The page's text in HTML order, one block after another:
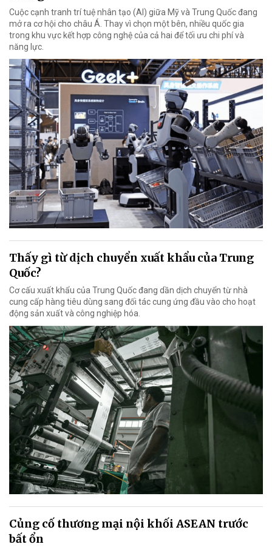
Cuộc cạnh tranh trí tuệ nhân tạo (AI) giữa Mỹ và Trung Quốc đang
mở ra cơ hội cho châu Á. Thay vì chọn một bên, nhiều quốc gia
trong khu vực kết hợp công nghệ của cả hai để tối ưu chi phí và
năng lực.
Thấy gì từ dịch chuyển xuất khẩu của Trung
Quốc?
Cơ cấu xuất khẩu của Trung Quốc đang dần dịch chuyển từ nhà
cung cấp hàng tiêu dùng sang đối tác cung ứng đầu vào cho hoạt
động sản xuất và công nghiệp hóa.
Củng cố thương mại nội khối ASEAN trước
bất ổn